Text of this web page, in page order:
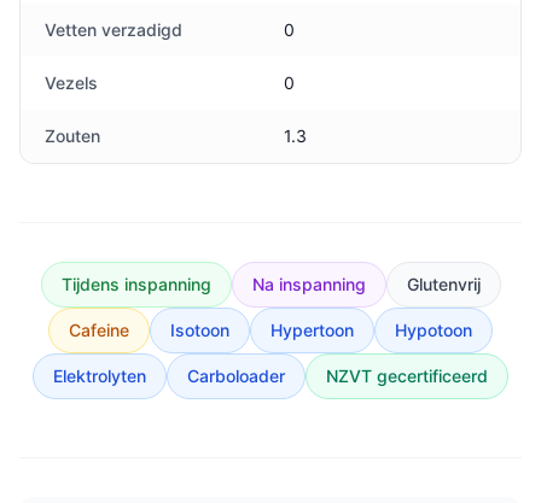
Vetten verzadigd 0
Vezels 0
Zouten 1.3
Tijdens inspanning Na inspanning Glutenvrij
Cafeine Isotoon Hypertoon Hypotoon
Elektrolyten Carboloader NZVT gecertificeerd